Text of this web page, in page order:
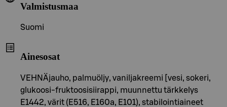
Valmistusmaa
Suomi
Ainesosat
VEHNÄjauho, palmuöljy, vaniljakreemi [vesi, sokeri,
glukoosi-fruktoosisiirappi, muunnettu tärkkelys
E1442, värit (E516, E160a, E101), stabilointiaineet